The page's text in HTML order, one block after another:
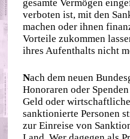
gesamte Vermögen
verboten ist, mit den
machen oder ihnen
Vorteile zukommen
ihres Aufenthalts nicht
Nach dem neuen
Honoraren oder
Geld oder
sanktionierte Personen
zur Einreise von